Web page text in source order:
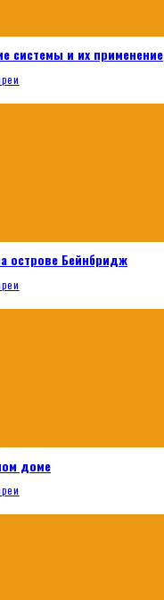
системы и их применение
острове Бейнбридж
доме